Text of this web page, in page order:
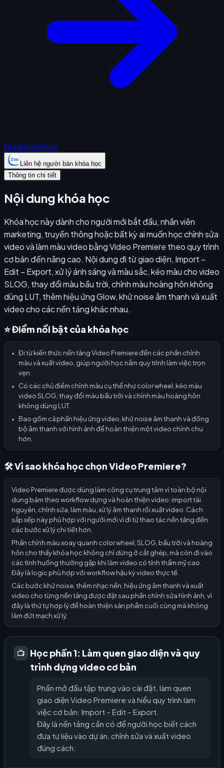
Đi tới khóa học
Liên hệ người bán khóa học
Thông tin chi tiết
Nội dung khóa học
Khóa học này dành cho người mới bắt đầu, nhân viên
marketing, truyền thông hoặc bất kỳ ai muốn học chỉnh sửa
video và làm màu video bằng Video Premiere theo quy trình
cơ bản đến nâng cao. Nội dung đi từ giao diện, Import –
Edit – Export, xử lý ánh sáng và màu sắc, kéo màu cho video
SLOG, thay đổi màu bầu trời, chỉnh màu hoàng hôn không
dùng LUT, thêm hiệu ứng Glow, khử noise âm thanh và xuất
video cho các nền tảng khác nhau.
⭐ Điểm nổi bật của khóa học
●
Đi từ kiến thức nền tảng Video Premiere đến các phần chỉnh
màu và xuất video, giúp người học nắm quy trình làm việc trọn
vẹn.
●
Có các chủ điểm chỉnh màu cụ thể như color wheel, kéo màu
video SLOG, thay đổi màu bầu trời và chỉnh màu hoàng hôn
không dùng LUT.
●
Bao gồm cả phần hiệu ứng video, khử noise âm thanh và đồng
bộ âm thanh với hình ảnh để hoàn thiện một video chỉnh chu
hơn.
🛠️ Vì sao khóa học chọn Video Premiere?
Video Premiere được dùng làm công cụ trung tâm vì toàn bộ nội
dung bám theo workflow dựng và hoàn thiện video: import tài
nguyên, chỉnh sửa, làm màu, xử lý âm thanh rồi xuất video. Cách
sắp xếp này phù hợp với người mới vì đi từ thao tác nền tảng đến
các bước xử lý chi tiết hơn.
Phần chỉnh màu xoay quanh color wheel, SLOG, bầu trời và hoàng
hôn cho thấy khóa học không chỉ dừng ở cắt ghép, mà còn đi vào
các tình huống thường gặp khi làm video có tính thẩm mỹ cao.
Đây là logic phù hợp với workflow hậu kỳ video thực tế.
Các bước khử noise, thêm nhạc nền, hiệu ứng âm thanh và xuất
video cho từng nền tảng được đặt sau phần chỉnh sửa hình ảnh, vì
đây là thứ tự hợp lý để hoàn thiện sản phẩm cuối cùng mà không
làm đứt mạch xử lý.
📺 Học phần 1: Làm quen giao diện và quy
trình dựng video cơ bản
Phần mở đầu tập trung vào cài đặt, làm quen
giao diện Video Premiere và hiểu quy trình làm
việc cơ bản: Import – Edit – Export.
Đây là nền tảng cần có để người học biết cách
đưa tư liệu vào dự án, chỉnh sửa và xuất video
đúng cách.